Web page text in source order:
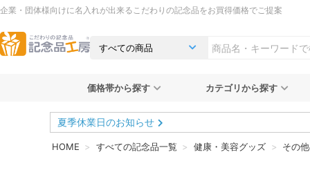
企業・団体様向けに名入れが出来るこだわりの記念品をお買得価格でご提案
価格帯から探す カテゴリから探す
夏季休業日のお知らせ
HOME すべての記念品一覧 健康・美容グッズ その